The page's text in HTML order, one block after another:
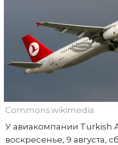
Commons.wikimedia
У авиакомпании Turkish
воскресенье, 9 августа,